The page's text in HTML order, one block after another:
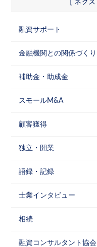
融資サポート
金融機関との関係づくり
補助金・助成金
スモールM&A
顧客獲得
独立・開業
語録・記録
士業インタビュー
相続
融資コンサルタント協会